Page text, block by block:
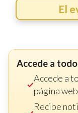
El
Accede a
Accede a
página web
Recibe